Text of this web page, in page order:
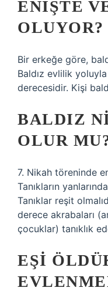
ENIŞTE
OLUYOR?
Bir erkeğe göre,
Baldız evlilik
derecesidir. Kişi
BALDIZ
OLUR
7. Nikah töreninde
Tanıkların
Tanıklar reşit
derece akrabaları
çocuklar) tanıklık
EŞI